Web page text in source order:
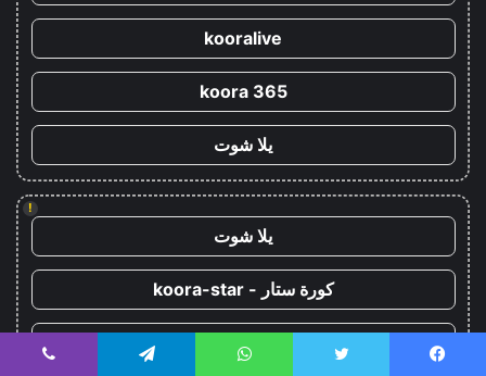
kooralive
koora 365
يلا شوت
!
يلا شوت
كورة ستار - koora-star
كورة جول - koora-goal